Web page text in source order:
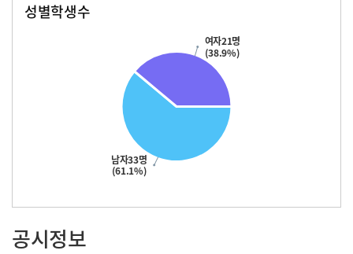
성별학생수
남자33명
(61.1%)
여자21명
(38.9%)
공시정보